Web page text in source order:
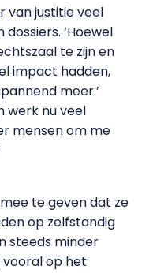
van justitie veel
‘Hoewel
te zijn en
impact hadden,
meer.’
werk nu veel
mensen om me
te geven dat ze
op zelfstandig
steeds minder
vooral op het